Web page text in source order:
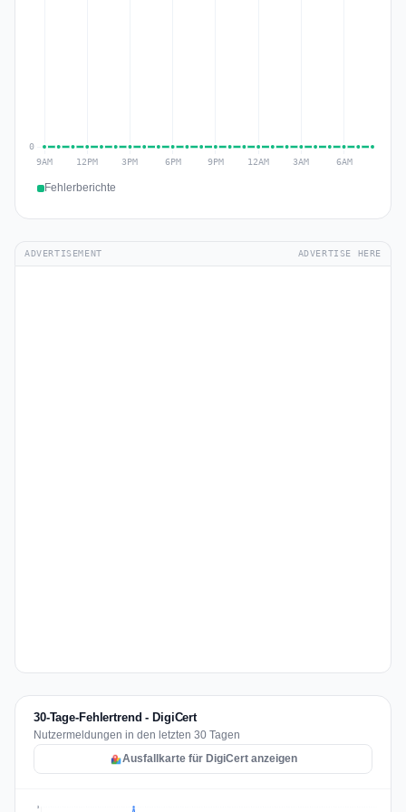
Fehlerberichte
ADVERTISEMENT ADVERTISE HERE
30-Tage-Fehlertrend - DigiCert
Nutzermeldungen in den letzten 30 Tagen
Ausfallkarte für DigiCert anzeigen
3